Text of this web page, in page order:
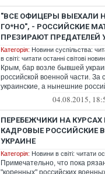
"ВСЕ ОФИЦЕРЫ ВЫЕХАЛИ
ГО*НО", - РОССИЙСКИЕ
ПРЕЗИРАЮТ ПРЕДАТЕЛЕЙ
Категорія: Новини суспільства:
в світі: читати останні світові
Крым, бар возле бывшей
российской военной части.
украинские, а нынешние
04.08.2015,
ПЕРЕБЕЖЧИКИ НА КУРСАХ
КАДРОВЫЕ РОССИЙСКИЕ
УКРАИНЕ
Категорія: Новини в світі: читати
Примечательно, что пока
"коренных" российских